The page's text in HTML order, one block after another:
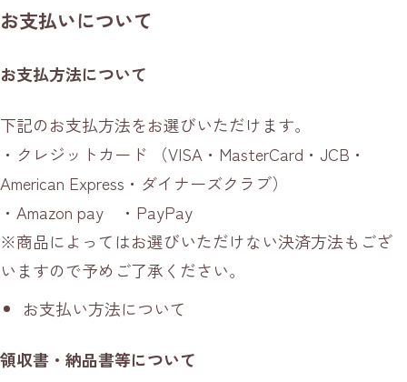
お支払いについて
お支払方法について
下記のお支払方法をお選びいただけます。
・クレジットカード （VISA・MasterCard・JCB・
American Express・ダイナーズクラブ）
・Amazon pay ・PayPay
※商品によってはお選びいただけない決済方法もござ
いますので予めご了承ください。
お支払い方法について
領収書・納品書等について